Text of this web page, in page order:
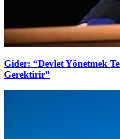
Gider: “Devlet Yönetmek
Gerektirir”